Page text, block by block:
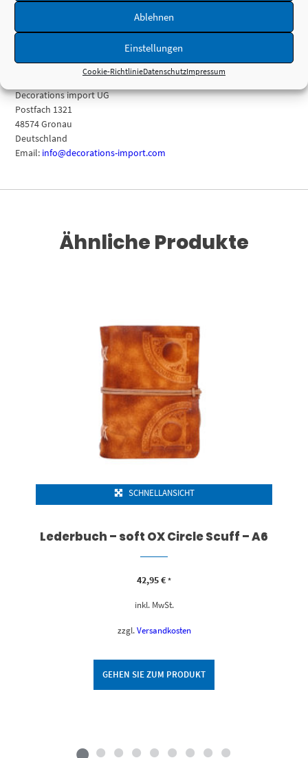
Ablehnen
Einstellungen
Cookie-RichtlinieDatenschutzImpressum
Produktsicherheit
Herstellerinformationen
Decorations import UG
Postfach 1321
48574 Gronau
Deutschland
Email: info@decorations-import.com
Ähnliche Produkte
SCHNELLANSICHT
Lederbuch – soft OX Circle Scuff – A6
42,95€ *
inkl. MwSt.
zzgl. Versandkosten
GEHEN SIE ZUM PRODUKT